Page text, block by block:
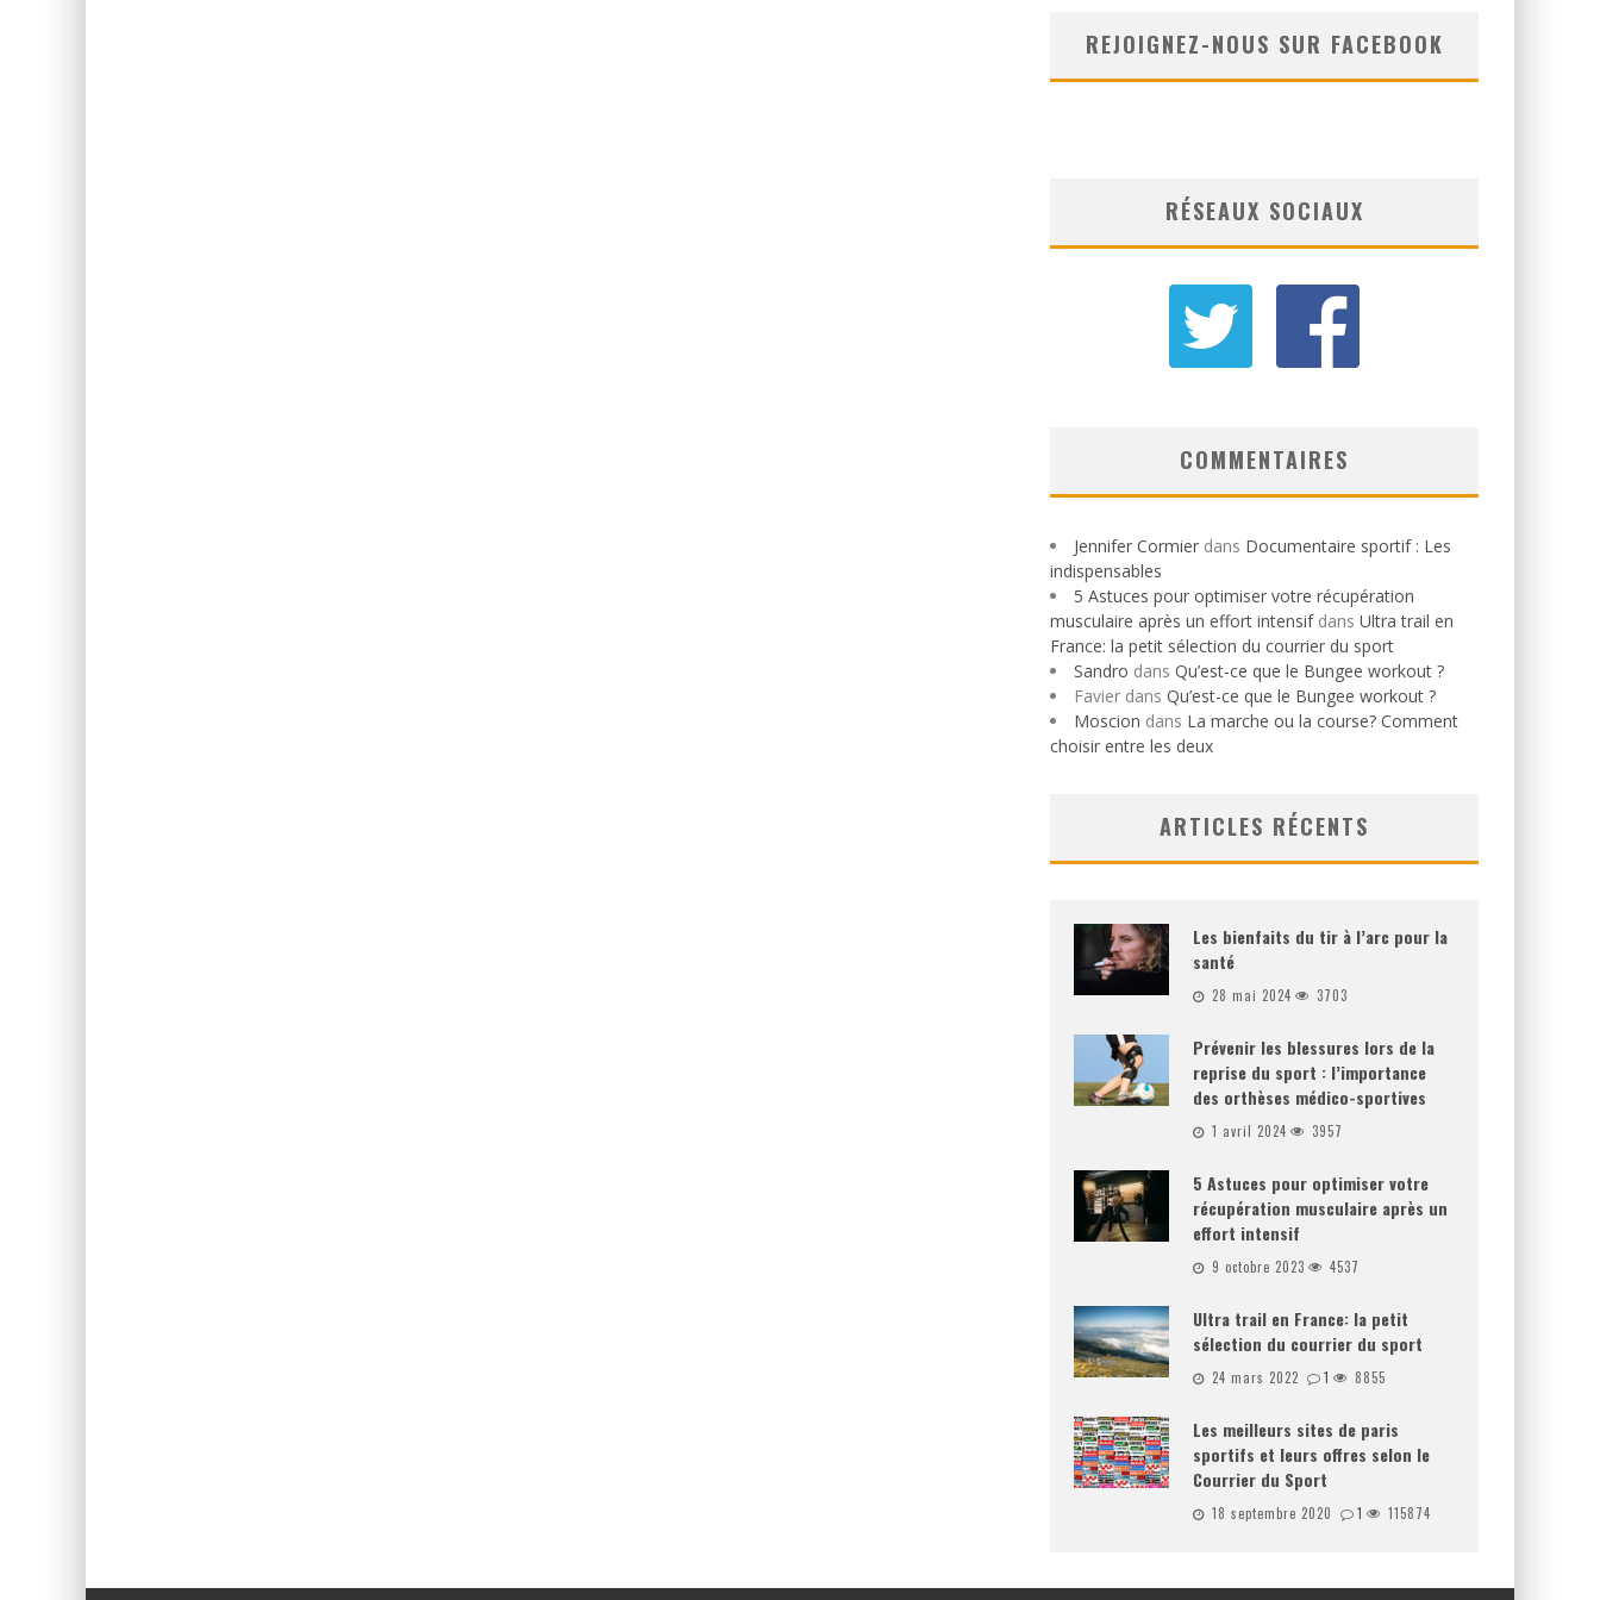
REJOIGNEZ-NOUS SUR FACEBOOK
RÉSEAUX SOCIAUX
COMMENTAIRES
Jennifer Cormier dans Documentaire sportif : Les
indispensables
5 Astuces pour optimiser votre récupération
musculaire après un effort intensifdans Ultra trail en
France: la petit sélection du courrier du sport
Sandro dans Qu’est-ce que le Bungee workout ?
Favier dans Qu’est-ce que le Bungee workout ?
Moscion dans La marche ou la course? Comment
choisir entre les deux
ARTICLES RÉCENTS
Les bienfaits du tir à l’arc pour la
santé
28 mai 2024 3703
Prévenir les blessures lors de la
reprise du sport : l’importance
des orthèses médico-sportives
1 avril 2024 3957
5 Astuces pour optimiser votre
récupération musculaire après un
effort intensif
9 octobre 2023 4537
Ultra trail en France: la petit
sélection du courrier du sport
24 mars 2022 1 8855
Les meilleurs sites de paris
sportifs et leurs offres selon le
Courrier du Sport
18 septembre 2020 1 115874